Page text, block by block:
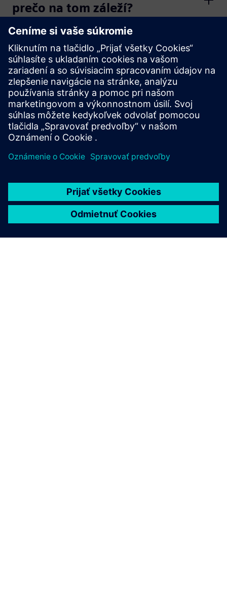
prečo na tom záleží?
Ako finančné inštitúcie
začínajú s analýzou údajov?
Prečítajte si viac
Prečítajte si
Recenzie| Recenzie Rapidminer AI Studio